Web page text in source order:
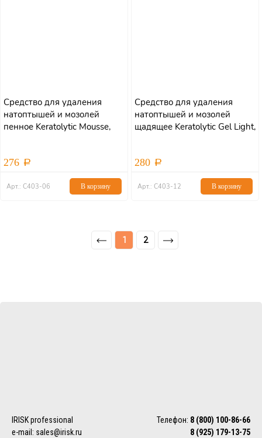
Средство для удаления
натоптышей и мозолей
пенное Keratolytic Mousse,
276
Арт.: С403-06 В корзину
Средство для удаления
натоптышей и мозолей
щадящее Keratolytic Gel Light,
280
Арт.: С403-12 В корзину
1 2
IRISK professional Телефон: 8 (800) 100-86-66
8 (925) 179-13-75
e-mail: sales@irisk.ru